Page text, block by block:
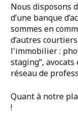
Nous disposons
d’une banque
sommes en
d’autres
l'immobilier :
staging“,
réseau de
Quant à notre
!